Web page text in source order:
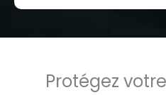
Protégez